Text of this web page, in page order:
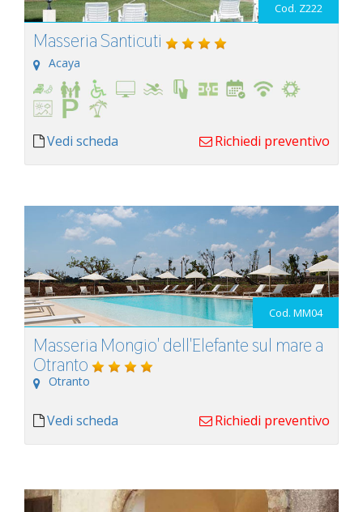
Cod. Z222
Masseria Santicuti
Acaya
Vedi scheda Richiedi preventivo
Cod. MM04
Masseria Mongio' dell'Elefante sul mare a
Otranto
Otranto
Vedi scheda Richiedi preventivo